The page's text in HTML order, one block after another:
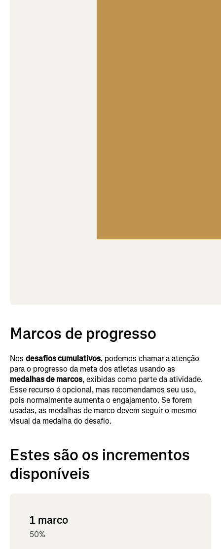
Marcos de progresso
Nos desafios cumulativos, podemos chamar a atenção
para o progresso da meta dos atletas usando as
medalhas de marcos, exibidas como parte da atividade.
Esse recurso é opcional, mas recomendamos seu uso,
pois normalmente aumenta o engajamento. Se forem
usadas, as medalhas de marco devem seguir o mesmo
visual da medalha do desafio.
Estes são os incrementos
disponíveis
1 marco
50%